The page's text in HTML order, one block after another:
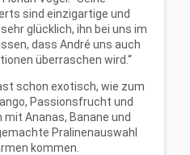
sind einzigartige und
glücklich, ihn bei uns im
dass André uns auch
überraschen wird.“
schon exotisch, wie zum
Passionsfrucht und
mit Ananas, Banane und
Pralinenauswahl
kommen.